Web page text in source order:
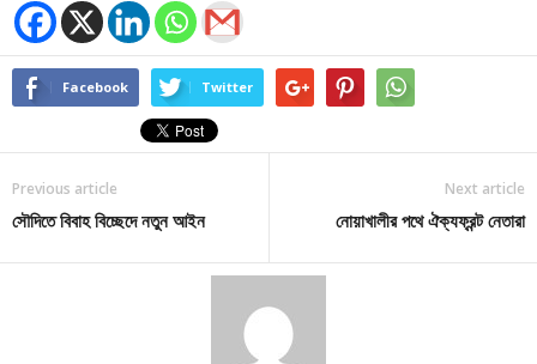
Facebook Twitter
Previous article
সৌদিতে বিবাহ বিচ্ছেদে নতুন আইন
Next article
নোয়াখালীর পথে ঐক্যফ্রন্ট নেতারা